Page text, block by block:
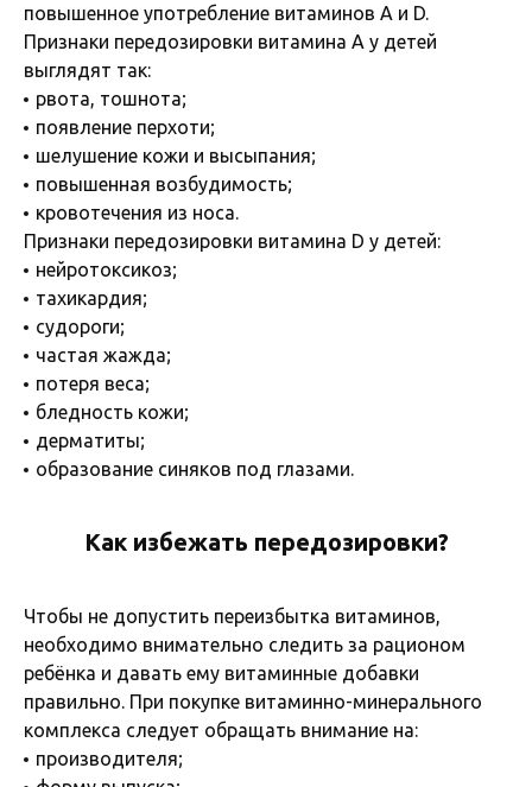
повышенное употребление витаминов А и D.
Признаки передозировки витамина А у детей
выглядят так:
рвота, тошнота;
появление перхоти;
шелушение кожи и высыпания;
повышенная возбудимость;
кровотечения из носа.
Признаки передозировки витамина D у детей:
нейротоксикоз;
тахикардия;
судороги;
частая жажда;
потеря веса;
бледность кожи;
дерматиты;
образование синяков под глазами.
Как избежать передозировки?
Чтобы не допустить переизбытка витаминов,
необходимо внимательно следить за рационом
ребёнка и давать ему витаминные добавки
правильно. При покупке витаминно-минерального
комплекса следует обращать внимание на:
производителя;